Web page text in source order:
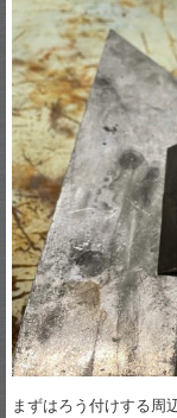
まずはろう付けする周